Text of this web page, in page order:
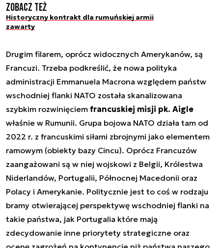
Zobacz też
Historyczny kontrakt dla rumuńskiej armii
zawarty
Drugim filarem, oprócz widocznych Amerykanów, są
Francuzi. Trzeba podkreślić, że nowa polityka
administracji Emmanuela Macrona względem państw
wschodniej flanki NATO została skanalizowana
szybkim rozwinięciem francuskiej misji pk. Aigle
właśnie w Rumunii. Grupa bojowa NATO działa tam od
2022 r. z francuskimi siłami zbrojnymi jako elementem
ramowym (obiekty bazy Cincu). Oprócz Francuzów
zaangażowani są w niej wojskowi z Belgii, Królestwa
Niderlandów, Portugalii, Północnej Macedonii oraz
Polacy i Amerykanie. Politycznie jest to coś w rodzaju
bramy otwierającej perspektywę wschodniej flanki na
takie państwa, jak Portugalia które mają
zdecydowanie inne priorytety strategiczne oraz